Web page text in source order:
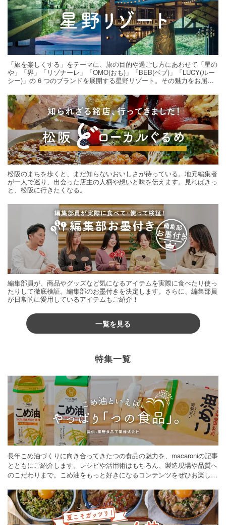
「旅を楽しくする」をテーマに、旅の目的や過ごし方にあわせて「星の
や」「界」「リゾナーレ」「OMO(おも)」「BEB(ベブ)」「LUCY(ルー
シー)」の 6 つのブランドを展開する星野リゾート。その魅力をお届け
松阪のまちを歩くと、まだ知らないおいしさが待っている。地元編集者
が一人で巡り、出会った店主の人柄や想いと味を伝えます。見ればきっ
と、松阪に行きたくなる。
編集部員が、商品やグッズなど気になるアイテムを実際に食べたり使っ
たりして徹底検証。編集部のお墨付きを決定します。さらに、編集部員
が日常的に愛用しているアイテムもご紹介！
一覧を見る
特集一覧
長年こめ油づくりに向き合ってきたつの食品の魅力を、macaroniの記事
とともにご紹介します。レシピや活用術はもちろん、製造現場や品質へ
のこだわりまで。こめ油をもっと好きになるコンテンツをぜひお楽しみ